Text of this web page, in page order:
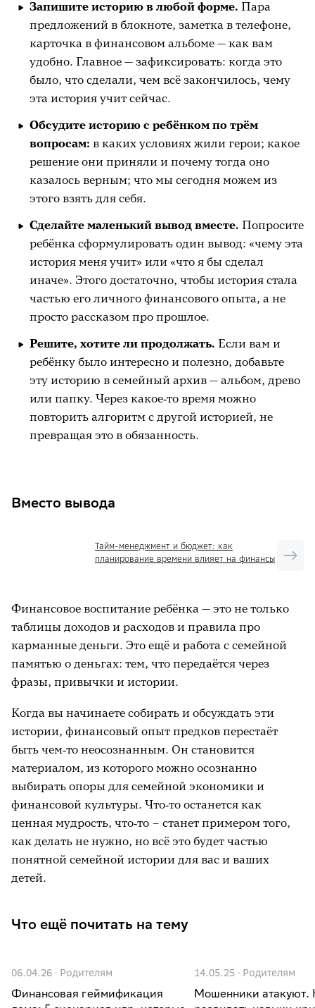
Запишите историю в любой форме. Пара
предложений в блокноте, заметка в телефоне,
карточка в финансовом альбоме — как вам
удобно. Главное — зафиксировать: когда это
было, что сделали, чем всё закончилось, чему
эта история учит сейчас.
Обсудите историю с ребёнком по трём
вопросам: в каких условиях жили герои; какое
решение они приняли и почему тогда оно
казалось верным; что мы сегодня можем из
этого взять для себя.
Сделайте маленький вывод вместе. Попросите
ребёнка сформулировать один вывод: «чему эта
история меня учит» или «что я бы сделал
иначе». Этого достаточно, чтобы история стала
частью его личного финансового опыта, а не
просто рассказом про прошлое.
Решите, хотите ли продолжать. Если вам и
ребёнку было интересно и полезно, добавьте
эту историю в семейный архив — альбом, древо
или папку. Через какое‑то время можно
повторить алгоритм с другой историей, не
превращая это в обязанность.
Вместо вывода
Тайм-менеджмент и бюджет: как
планирование времени влияет на финансы
Финансовое воспитание ребёнка — это не только
таблицы доходов и расходов и правила про
карманные деньги. Это ещё и работа с семейной
памятью о деньгах: тем, что передаётся через
фразы, привычки и истории.
Когда вы начинаете собирать и обсуждать эти
истории, финансовый опыт предков перестаёт
быть чем‑то неосознанным. Он становится
материалом, из которого можно осознанно
выбирать опоры для семейной экономики и
финансовой культуры. Что‑то останется как
ценная мудрость, что‑то – станет примером того,
как делать не нужно, но всё это будет частью
понятной семейной истории для вас и ваших
детей.
Что ещё почитать на тему
06.04.26 · Родителям
Финансовая геймификация
14.05.25 · Родителям
Мошенники атакуют.